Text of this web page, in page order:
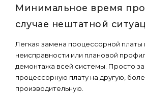
Минимальное время
случае нештатной
Легкая замена процессорной платы
неисправности или плановой
демонтажа всей системы. Просто
процессорную плату на другую,
производительную.